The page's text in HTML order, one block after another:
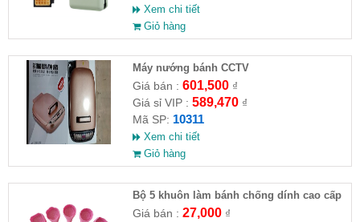
Xem chi tiết
Giỏ hàng
Máy nướng bánh CCTV
Giá bán : 601,500₫
Giá sỉ VIP : 589,470₫
Mã SP: 10311
Xem chi tiết
Giỏ hàng
Bộ 5 khuôn làm bánh chống dính cao cấp
Giá bán : 27,000₫